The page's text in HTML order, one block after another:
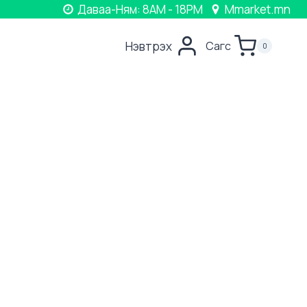
Даваа-Ням: 8AM - 18PM Mmarket.mn
Нэвтрэх Сагс 0